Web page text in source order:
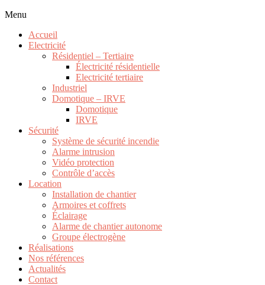
Menu
Accueil
Electricité
Résidentiel – Tertiaire
Électricité résidentielle
Electricité tertiaire
Industriel
Domotique – IRVE
Domotique
IRVE
Sécurité
Système de sécurité incendie
Alarme intrusion
Vidéo protection
Contrôle d’accès
Location
Installation de chantier
Armoires et coffrets
Éclairage
Alarme de chantier autonome
Groupe électrogène
Réalisations
Nos références
Actualités
Contact